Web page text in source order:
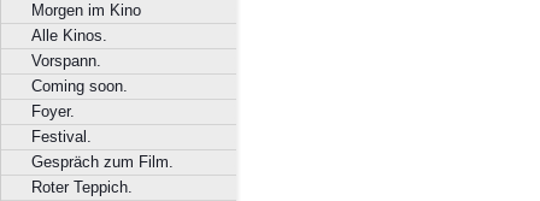
Morgen im Kino
Alle Kinos.
Vorspann.
Coming soon.
Foyer.
Festival.
Gespräch zum Film.
Roter Teppich.